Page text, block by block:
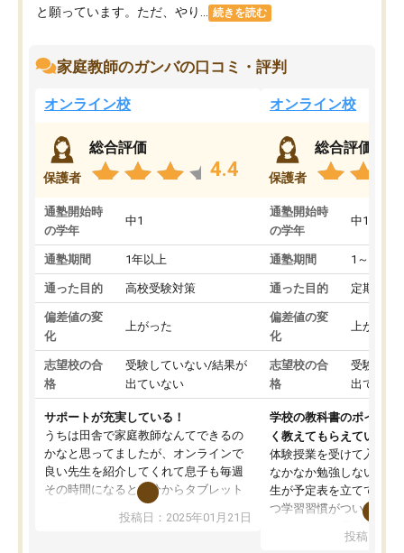
と願っています。ただ、やり...
続きを読む
家庭教師のガンバの口コミ・評判
オンライン校
保護者
総合評価
4.4
通塾開始時
の学年
中1
通塾期間 1年以上
通った目的 高校受験対策
偏差値の変
化
上がった
志望校の合
格
受験していない/結果が
出ていない
サポートが充実している！
うちは田舎で家庭教師なんてできるの
かなと思ってましたが、オンラインで
良い先生を紹介してくれて息子も毎週
その時間になると自分からタブレット
を開いてzoomを繋げるようになりまし
た！5科目なんでもOKなのもとても気
投稿日：2025年01月21日
オンライン校
保護者
総合評価
通塾開始時
の学年
中1
通塾期間 1～3ヵ月
通った目的 定期テス
偏差値の変
化
上がった
志望校の合
格
受験して
出ていな
学校の教科書のポイント
く教えてもらえている
体験授業を受けて入塾し
なかなか勉強しない息子
生が予定表を立ててくれ
つ学習習慣がついてきま
指導が無い日も予定表
投稿日：